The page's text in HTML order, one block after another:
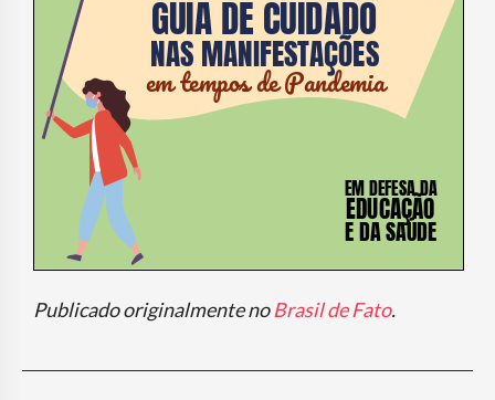
Publicado originalmente noBrasil de Fato.